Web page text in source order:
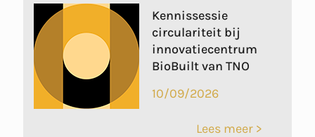
Kennissessie
circulariteit bij
innovatiecentrum
BioBuilt van TNO
10/09/2026
Lees meer >